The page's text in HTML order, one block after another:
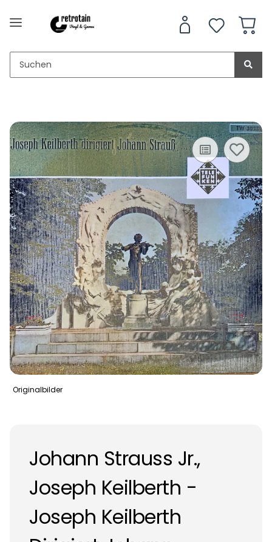
Originalbilder
Johann Strauss Jr.,
Joseph Keilberth -
Joseph Keilberth